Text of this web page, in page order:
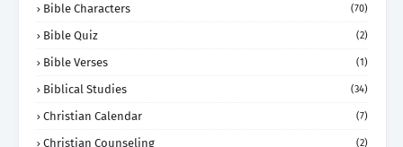
Bible Characters (70)
Bible Quiz (2)
Bible Verses (1)
Biblical Studies (34)
Christian Calendar (7)
Christian Counseling (2)